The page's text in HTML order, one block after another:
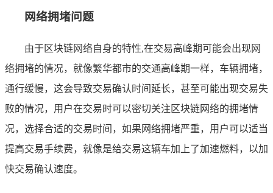
网络拥堵问题
由于区块链网络自身的特性,在交易高峰期可能会出现网
络拥堵的情况，就像繁华都市的交通高峰期一样，车辆拥堵，
通行缓慢，这会导致交易确认时间延长，甚至可能出现交易失
败的情况，用户在交易时可以密切关注区块链网络的拥堵情
况，选择合适的交易时间，如果网络拥堵严重，用户可以适当
提高交易手续费，就像是给交易这辆车加上了加速燃料，以加
快交易确认速度。